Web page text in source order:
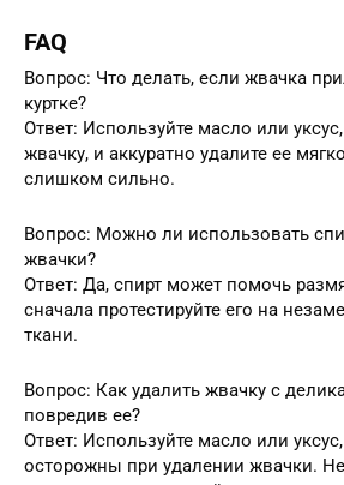
FAQ
Вопрос: Что делать, если жвачка
куртке?
Ответ: Используйте масло или
жвачку, и аккуратно удалите ее
слишком сильно.
Вопрос: Можно ли использовать
жвачки?
Ответ: Да, спирт может помочь
сначала протестируйте его на
ткани.
Вопрос: Как удалить жвачку с
повредив ее?
Ответ: Используйте масло или
осторожны при удалении жвачки.